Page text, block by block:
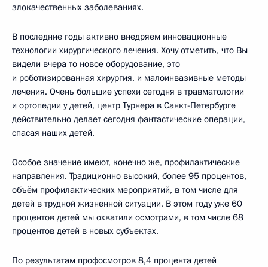
злокачественных заболеваниях.
В последние годы активно внедряем инновационные
технологии хирургического лечения. Хочу отметить, что Вы
видели вчера то новое оборудование, это
и роботизированная хирургия, и малоинвазивные методы
лечения. Очень большие успехи сегодня в травматологии
и ортопедии у детей, центр Турнера в Санкт-Петербурге
действительно делает сегодня фантастические операции,
спасая наших детей.
Особое значение имеют, конечно же, профилактические
направления. Традиционно высокий, более 95 процентов,
объём профилактических мероприятий, в том числе для
детей в трудной жизненной ситуации. В этом году уже 60
процентов детей мы охватили осмотрами, в том числе 68
процентов детей в новых субъектах.
По результатам профосмотров 8,4 процента детей